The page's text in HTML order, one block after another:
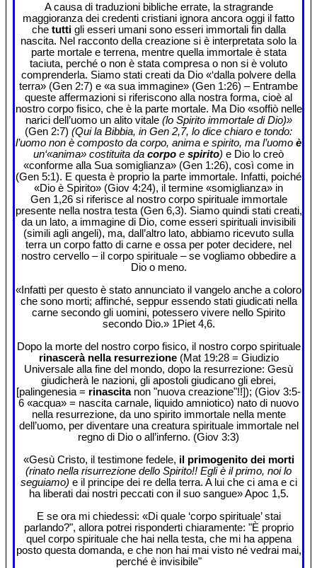
A causa di traduzioni bibliche errate, la stragrande
maggioranza dei credenti cristiani ignora ancora oggi il fatto
che tuttigli esseri umani sono esseri immortali fin dalla
nascita. Nel racconto della creazione si è interpretata solo la
parte mortale e terrena, mentre quella immortale è stata
taciuta, perché o non è stata compresa o non si è voluto
comprenderla. Siamo stati creati da Dio «‘dalla polvere della
terra» (Gen 2:7) e «a sua immagine» (Gen 1:26) – Entrambe
queste affermazioni si riferiscono alla nostra forma, cioè al
nostro corpo fisico, che è la parte mortale. Ma Dio «soffiò nelle
narici dell’uomo un alito vitale (lo Spirito immortale di Dio)»
(Gen 2:7) (Qui la Bibbia, in Gen 2,7, lo dice chiaro e tondo:
l’uomo non è composto da corpo, anima e spirito, ma l’uomo è
un‘«anima» costituita da corpo e spirito) e Dio lo creò
«conforme alla Sua somiglianza» (Gen 1:26), così come in
(Gen 5:1). E questa è proprio la parte immortale. Infatti, poiché
«Dio è Spirito» (Giov 4:24), il termine «somiglianza» in
Gen 1,26 si riferisce al nostro corpo spirituale immortale
presente nella nostra testa (Gen 6,3). Siamo quindi stati creati,
da un lato, a immagine di Dio, come esseri spirituali invisibili
(simili agli angeli), ma, dall’altro lato, abbiamo ricevuto sulla
terra un corpo fatto di carne e ossa per poter decidere, nel
nostro cervello – il corpo spirituale – se vogliamo obbedire a
Dio o meno.
«Infatti per questo è stato annunciato il vangelo anche a coloro
che sono morti; affinché, seppur essendo stati giudicati nella
carne secondo gli uomini, potessero vivere nello Spirito
secondo Dio.» 1Piet 4,6.
Dopo la morte del nostro corpo fisico, il nostro corpo spirituale
rinascerà nella resurrezione(Mat 19:28 = Giudizio
Universale alla fine del mondo, dopo la resurrezione: Gesù
giudicherà le nazioni, gli apostoli giudicano gli ebrei,
[palingenesia = rinascitanon "nuova creazione"!!]); (Giov 3:5-
6 «acqua» = nascita carnale, liquido amniotico) nato di nuovo
nella resurrezione, da uno spirito immortale nella mente
dell’uomo, per diventare una creatura spirituale immortale nel
regno di Dio o all’inferno. (Giov 3:3)
«Gesù Cristo, il testimone fedele, il primogenito dei morti
(rinato nella risurrezione dello Spirito!! Egli è il primo, noi lo
seguiamo) e il principe dei re della terra. A lui che ci ama e ci
ha liberati dai nostri peccati con il suo sangue» Apoc 1,5.
E se ora mi chiedessi: «Di quale ‘corpo spirituale’ stai
parlando?", allora potrei risponderti chiaramente: "È proprio
quel corpo spirituale che hai nella testa, che mi ha appena
posto questa domanda, e che non hai mai visto né vedrai mai,
perché è invisibile"